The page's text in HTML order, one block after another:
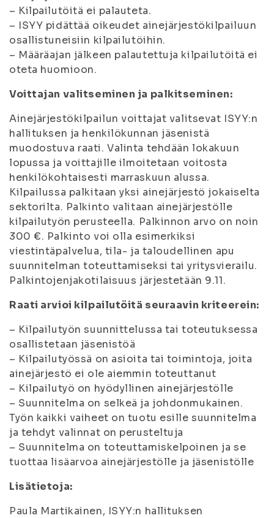
– Kilpailutöitä ei palauteta.
– ISYY pidättää oikeudet ainejärjestökilpailuun
osallistuneisiin kilpailutöihin.
– Määräajan jälkeen palautettuja kilpailutöitä ei
oteta huomioon.
Voittajan valitseminen ja palkitseminen:
Ainejärjestökilpailun voittajat valitsevat ISYY:n
hallituksen ja henkilökunnan jäsenistä
muodostuva raati. Valinta tehdään lokakuun
lopussa ja voittajille ilmoitetaan voitosta
henkilökohtaisesti marraskuun alussa.
Kilpailussa palkitaan yksi ainejärjestö jokaiselta
sektorilta. Palkinto valitaan ainejärjestölle
kilpailutyön perusteella. Palkinnon arvo on noin
300 €. Palkinto voi olla esimerkiksi
viestintäpalvelua, tila- ja taloudellinen apu
suunnitelman toteuttamiseksi tai yritysvierailu.
Palkintojenjakotilaisuus järjestetään 9.11.
Raati arvioi kilpailutöitä seuraavin kriteerein:
– Kilpailutyön suunnittelussa tai toteutuksessa
osallistetaan jäsenistöä
– Kilpailutyössä on asioita tai toimintoja, joita
ainejärjestö ei ole aiemmin toteuttanut
– Kilpailutyö on hyödyllinen ainejärjestölle
– Suunnitelma on selkeä ja johdonmukainen.
Työn kaikki vaiheet on tuotu esille suunnitelma
ja tehdyt valinnat on perusteltuja
– Suunnitelma on toteuttamiskelpoinen ja se
tuottaa lisäarvoa ainejärjestölle ja jäsenistölle
Lisätietoja:
Paula Martikainen, ISYY:n hallituksen